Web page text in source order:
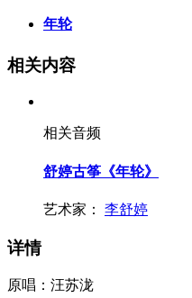
年轮
相关内容
相关音频
舒婷古筝《年轮》
艺术家： 李舒婷
详情
原唱：汪苏泷